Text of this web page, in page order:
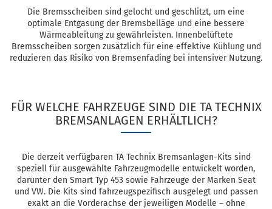
Die Bremsscheiben sind gelocht und geschlitzt, um eine
optimale Entgasung der Bremsbelläge und eine bessere
Wärmeableitung zu gewährleisten. Innenbelüftete
Bremsscheiben sorgen zusätzlich für eine effektive Kühlung und
reduzieren das Risiko von Bremsenfading bei intensiver Nutzung.
FÜR WELCHE FAHRZEUGE SIND DIE TA TECHNIX
BREMSANLAGEN ERHÄLTLICH?
Die derzeit verfügbaren TA Technix Bremsanlagen-Kits sind
speziell für ausgewählte Fahrzeugmodelle entwickelt worden,
darunter den Smart Typ 453 sowie Fahrzeuge der Marken Seat
und VW. Die Kits sind fahrzeugspezifisch ausgelegt und passen
exakt an die Vorderachse der jeweiligen Modelle – ohne